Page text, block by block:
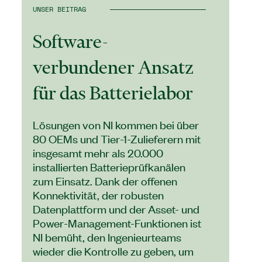
UNSER BEITRAG
Software-
verbundener Ansatz
für das Batterielabor
Lösungen von NI kommen bei über
80 OEMs und Tier-1-Zulieferern mit
insgesamt mehr als 20.000
installierten Batterieprüfkanälen
zum Einsatz. Dank der offenen
Konnektivität, der robusten
Datenplattform und der Asset- und
Power-Management-Funktionen ist
NI bemüht, den Ingenieurteams
wieder die Kontrolle zu geben, um